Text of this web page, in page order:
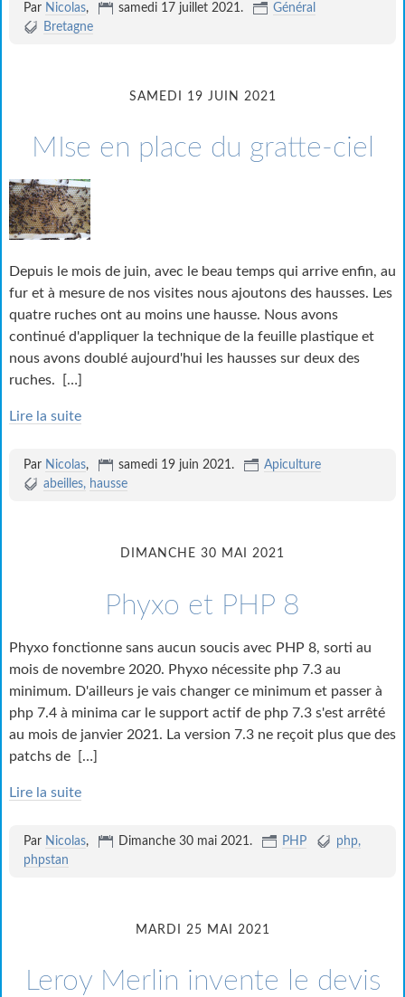
Par Nicolas, samedi 17 juillet 2021 .
Général
Bretagne
SAMEDI 19 JUIN 2021
MIse en place du gratte-ciel
Depuis le mois de juin, avec le beau temps qui arrive enfin, au
fur et à mesure de nos visites nous ajoutons des hausses. Les
quatre ruches ont au moins une hausse. Nous avons
continué d'appliquer la technique de la feuille plastique et
nous avons doublé aujourd'hui les hausses sur deux des
ruches.
[…]
Lire la suite
Par Nicolas, samedi 19 juin 2021.
Apiculture
abeilles
hausse
DIMANCHE 30 MAI 2021
Phyxo et PHP 8
Phyxo fonctionne sans aucun soucis avec PHP 8, sorti au
mois de novembre 2020. Phyxo nécessite php 7.3 au
minimum. D'ailleurs je vais changer ce minimum et passer à
php 7.4 à minima car le support actif de php 7.3 s'est arrêté
au mois de janvier 2021. La version 7.3 ne reçoit plus que des
patchs de
[…]
Lire la suite
Par Nicolas, Dimanche 30 mai 2021 . PHP
php
phpstan
MARDI 25 MAI 2021
Leroy Merlin invente le devis